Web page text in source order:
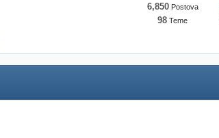
6,850Postova
98 Teme